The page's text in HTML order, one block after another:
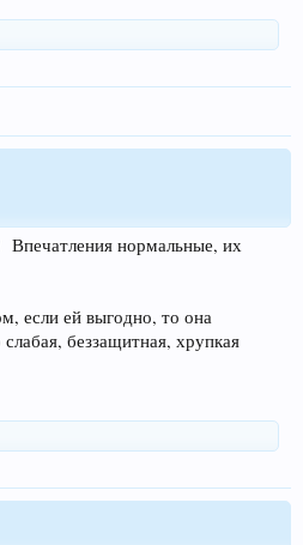
нормальные, их
если ей выгодно, то она
беззащитная, хрупкая